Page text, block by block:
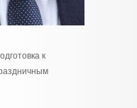
к